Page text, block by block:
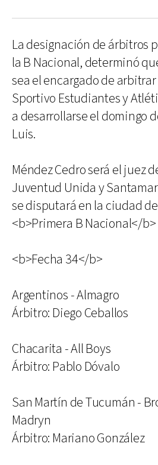
La designación de árbitros
la B Nacional, determinó
sea el encargado de
Sportivo Estudiantes y
a desarrollarse el domingo
Luis.
Méndez Cedro será el juez
Juventud Unida y
se disputará en la ciudad
<b>Primera B Nacional</b>
<b>Fecha 34</b>
Argentinos - Almagro
Árbitro: Diego Ceballos
Chacarita - All Boys
Árbitro: Pablo Dóvalo
San Martín de Tucumán -
Madryn
Árbitro: Mariano González